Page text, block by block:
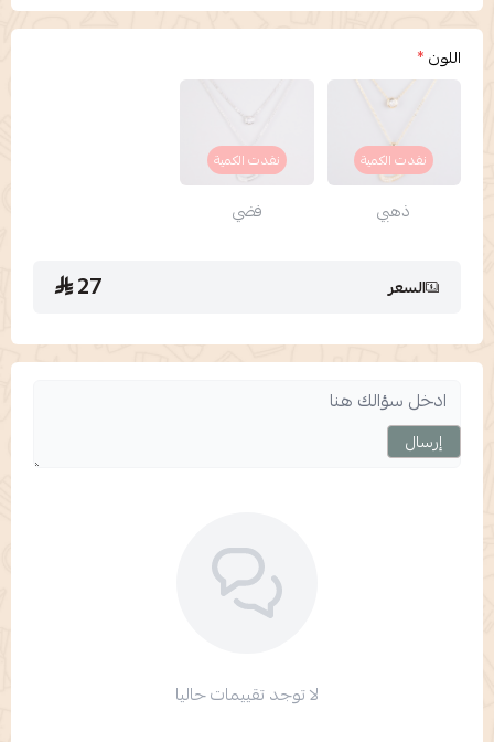
اللون*
نفدت الكمية
ذهبي
نفدت الكمية
فضي
السعر 27
إرسال
لا توجد تقييمات حاليا